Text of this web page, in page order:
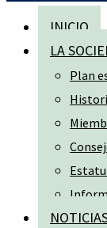
INICIO
LA
Plan